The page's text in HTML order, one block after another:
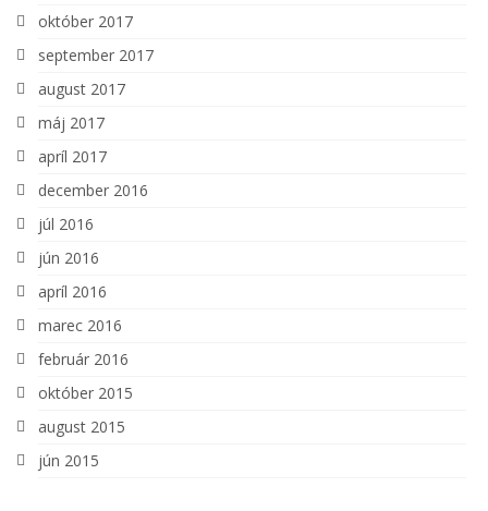
október 2017
september 2017
august 2017
máj 2017
apríl 2017
december 2016
júl 2016
jún 2016
apríl 2016
marec 2016
február 2016
október 2015
august 2015
jún 2015